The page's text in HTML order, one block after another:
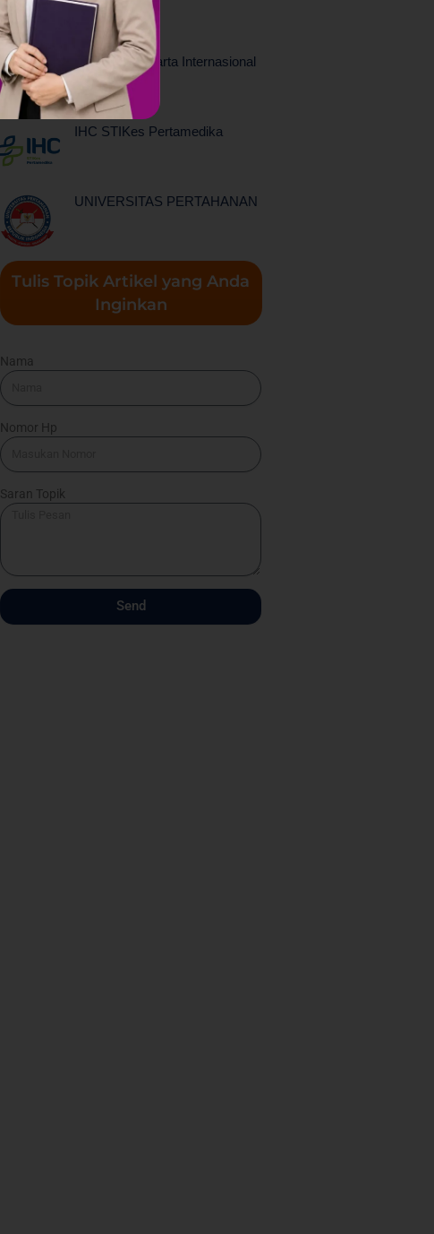
Politeknik Jakarta Internasional
IHC STIKes Pertamedika
UNIVERSITAS PERTAHANAN
Tulis Topik Artikel yang Anda
Inginkan
Nama
Nomor Hp
Saran Topik
Send